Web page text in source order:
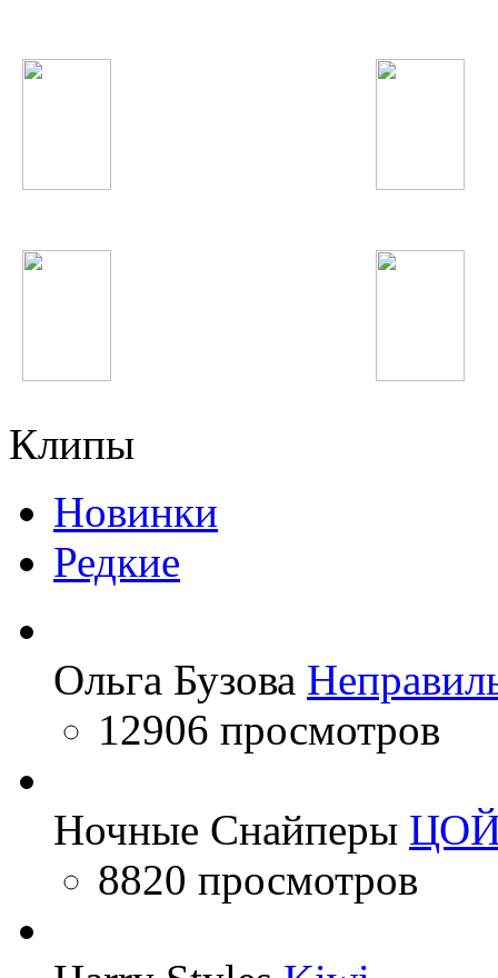
Клипы
Новинки
Редкие
Ольга Бузова
12906 просмотров
Ночные Снайперы
8820 просмотров